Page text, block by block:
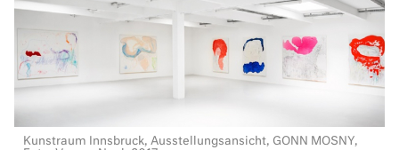
Kunstraum Innsbruck, Ausstellungsansicht, GONN MOSNY,